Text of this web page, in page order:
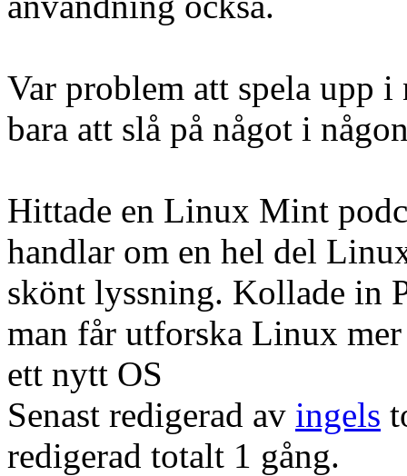
Var problem att spela upp
bara att slå på något i
Hittade en Linux Mint
handlar om en hel del
skönt lyssning. Kollade in
man får utforska Linux
ett nytt OS
Senast redigerad av ingels
redigerad totalt 1 gång.